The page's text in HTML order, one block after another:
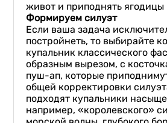
живот и приподнять ягодицы
Формируем силуэт
Если ваша задача
постройнеть, то выбирайте
купальник классического
образным вырезом, с
пуш-ап, которые
общей корректировки
подходят купальники
например, «королевского»